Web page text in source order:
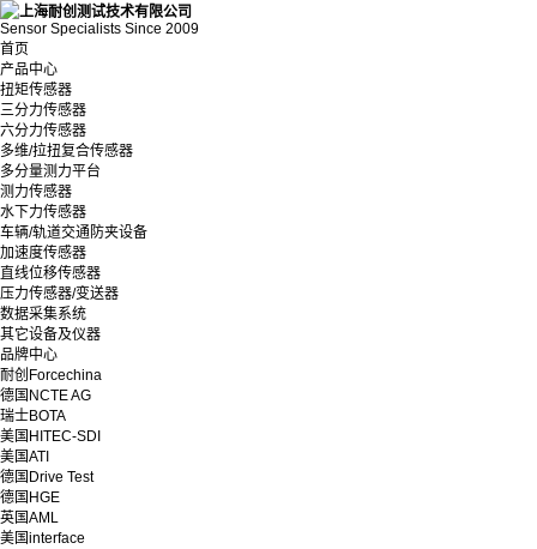
Sensor Specialists Since 2009
首页
产品中心
扭矩传感器
三分力传感器
六分力传感器
多维/拉扭复合传感器
多分量测力平台
测力传感器
水下力传感器
车辆/轨道交通防夹设备
加速度传感器
直线位移传感器
压力传感器/变送器
数据采集系统
其它设备及仪器
品牌中心
耐创Forcechina
德国NCTE AG
瑞士BOTA
美国HITEC-SDI
美国ATI
德国Drive Test
德国HGE
英国AML
美国interface